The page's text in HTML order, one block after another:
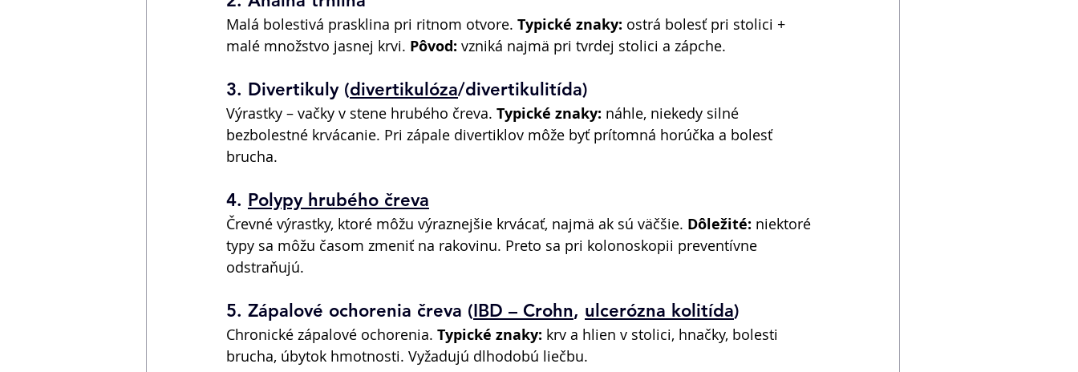
Malá bolestivá prasklina pri ritnom otvore. Typické znaky: ostrá bolesť pri stolici +
malé množstvo jasnej krvi. Pôvod: vzniká najmä pri tvrdej stolici a zápche.
3. Divertikuly (divertikulóza/divertikulitída)
Výrastky – vačky v stene hrubého čreva. Typické znaky: náhle, niekedy silné
bezbolestné krvácanie. Pri zápale divertiklov môže byť prítomná horúčka a bolesť
brucha.
4. Polypy hrubého čreva
Črevné výrastky, ktoré môžu výraznejšie krvácať, najmä ak sú väčšie. Dôležité: niektoré
typy sa môžu časom zmeniť na rakovinu. Preto sa pri kolonoskopii preventívne
odstraňujú.
5. Zápalové ochorenia čreva (IBD – Crohn, ulcerózna kolitída)
Chronické zápalové ochorenia. Typické znaky: krv a hlien v stolici, hnačky, bolesti
brucha, úbytok hmotnosti. Vyžadujú dlhodobú liečbu.